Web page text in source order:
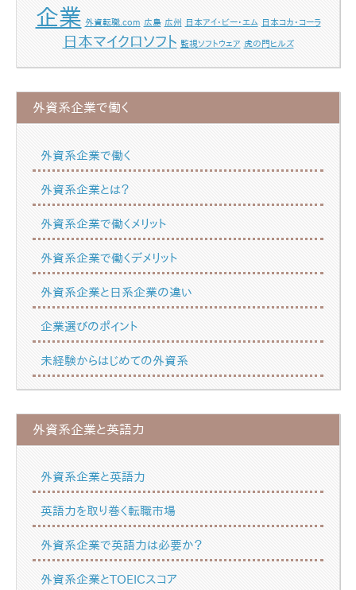
企業 外資転職.com 広島 広州 日本アイ・ビー・エム 日本コカ・コーラ
日本マイクロソフト 監視ソフトウェア 虎の門ヒルズ
外資系企業で働く
外資系企業で働く
外資系企業とは？
外資系企業で働くメリット
外資系企業で働くデメリット
外資系企業と日系企業の違い
企業選びのポイント
未経験からはじめての外資系
外資系企業と英語力
外資系企業と英語力
英語力を取り巻く転職市場
外資系企業で英語力は必要か？
外資系企業とTOEICスコア